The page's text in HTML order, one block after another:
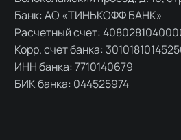
Банк: АО «ТИНЬКОФФ БАНК»
Расчетный счет:
Корр. счет банка:
ИНН банка: 7710140679
БИК банка: 044525974